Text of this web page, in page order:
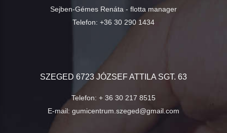
Sejben-Gémes Renáta - flotta manager
Telefon: +36 30 290 1434
SZEGED 6723 JÓZSEF ATTILA SGT. 63
Telefon: + 36 30 217 8515
E-mail: gumicentrum.szeged@gmail.com